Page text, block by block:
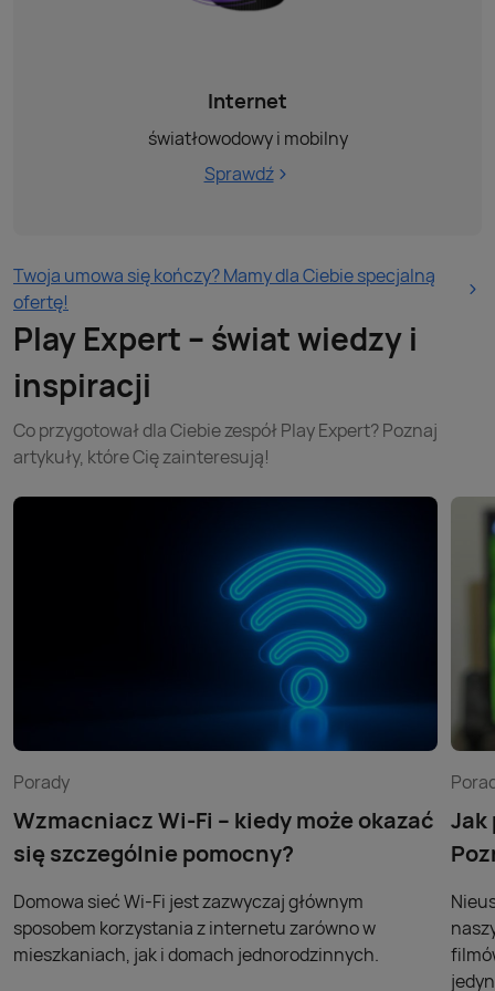
Internet
światłowodowy i mobilny
Sprawdź
Twoja umowa się kończy? Mamy dla Ciebie specjalną
ofertę!
Play Expert – świat wiedzy i
inspiracji
Co przygotował dla Ciebie zespół Play Expert? Poznaj
artykuły, które Cię zainteresują!
Porady
Wzmacniacz Wi-Fi – kiedy może okazać
się szczególnie pomocny?
Domowa sieć Wi-Fi jest zazwyczaj głównym
sposobem korzystania z internetu zarówno w
mieszkaniach, jak i domach jednorodzinnych.
Jak